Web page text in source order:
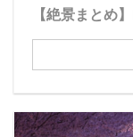
【絶景まとめ